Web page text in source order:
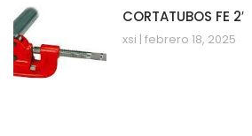
CORTATUBOS FE 2′
xsi febrero 18, 2025